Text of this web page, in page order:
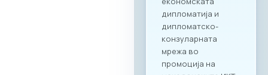
стручни
презентации за
состојбите во ИКТ
секторите во
двете земји,
пленарен преглед